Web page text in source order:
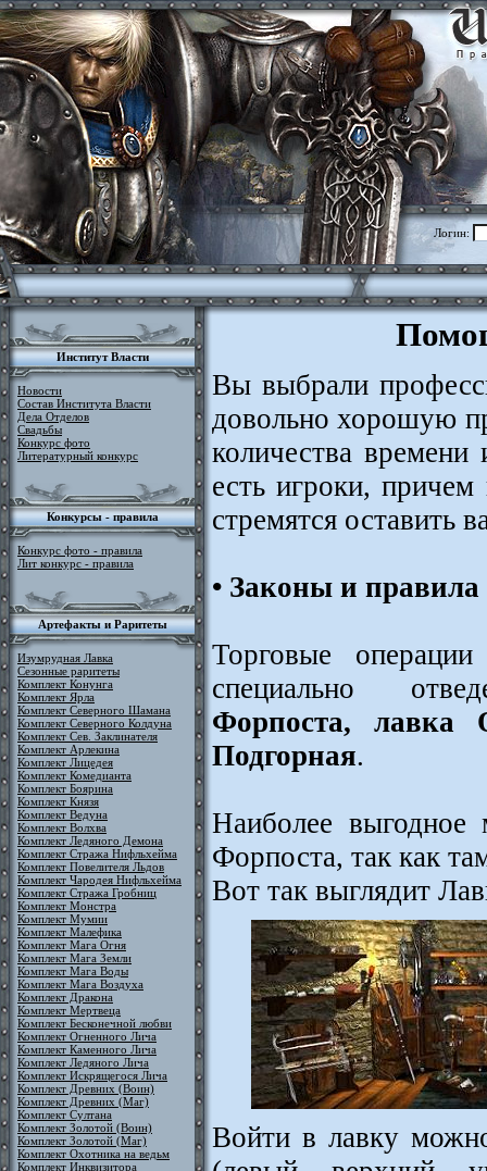
Логин:
Институт Власти
Новости
Состав Института Власти
Дела Отделов
Свадьбы
Конкурс фото
Литературный конкурс
Конкурсы - правила
Конкурс фото - правила
Лит конкурс - правила
Артефакты и Раритеты
Изумрудная Лавка
Сезонные раритеты
Комплект Конунга
Комплект Ярла
Комплект Северного Шамана
Комплект Северного Колдуна
Комплект Сев. Заклинателя
Комплект Арлекина
Комплект Лицедея
Комплект Комедианта
Комплект Боярина
Комплект Князя
Комплект Ведуна
Комплект Волхва
Комплект Ледяного Демона
Комплект Стража Нифльхейма
Комплект Повелителя Льдов
Комплект Чародея Нифльхейма
Комплект Стража Гробниц
Комплект Монстра
Комплект Мумии
Комплект Малефика
Комплект Мага Огня
Комплект Мага Земли
Комплект Мага Воды
Комплект Мага Воздуха
Комплект Дракона
Комплект Мертвеца
Комплект Бесконечной любви
Комплект Огненного Лича
Комплект Каменного Лича
Комплект Ледяного Лича
Комплект Искрящегося Лича
Комплект Древних (Воин)
Комплект Древних (Маг)
Комплект Султана
Комплект Золотой (Воин)
Комплект Золотой (Маг)
Комплект Охотника на ведьм
Комплект Инквизитора
Вы выбрали
довольно хорошую
количества
есть игроки,
стремятся оставить
• Законы и правила
Торговые
специально
Форпоста, лавка
Подгорная.
Наиболее выгодное
Форпоста, так как
Вот так выглядит
Войти в лавку